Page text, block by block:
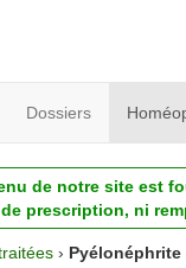
Dossiers
de notre site est
prescription, ni
›